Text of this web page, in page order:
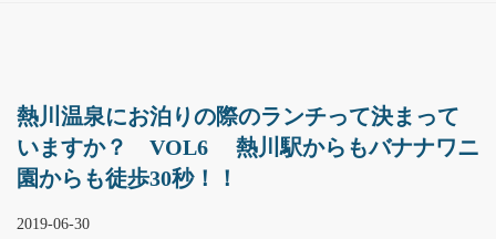
ENGLISH
熱川温泉にお泊りの際のランチって決まって
いますか？ VOL6 熱川駅からもバナナワニ
園からも徒歩30秒！！
2019-06-30